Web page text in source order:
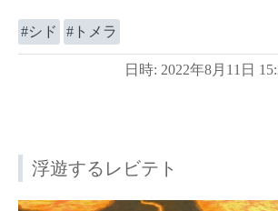
シド トメラ
日時: 2022年8月11日
浮遊するレビテト